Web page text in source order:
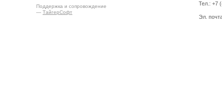
Поддержка и сопровождение
— ТайгерСофт
Тел.: +7
Эл.